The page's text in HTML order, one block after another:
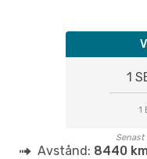
1
1
Senast
Avstånd: 8440